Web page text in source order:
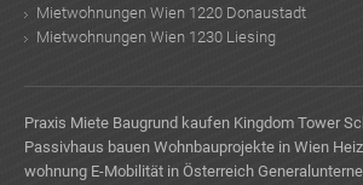
Mietwohnungen Wien 1220 Donaustadt
Mietwohnungen Wien 1230 Liesing
Praxis Miete Baugrund kaufen Kingdom Tower
Passivhaus bauen Wohnbauprojekte in Wien
wohnung E-Mobilität in Österreich